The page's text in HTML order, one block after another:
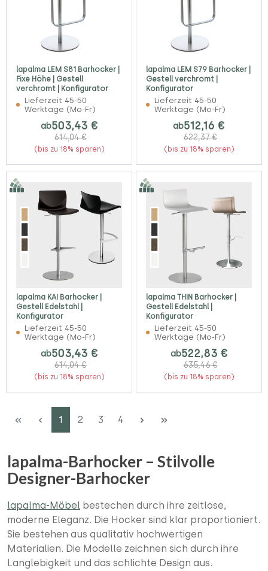
lapalma LEM S81 Barhocker |
Fixe Höhe | Gestell
verchromt | Konfigurator
Lieferzeit 45-50
Werktage (Mo-Fr)
ab503,43 €
614,04 €
(bis zu 18% sparen)
lapalma LEM S79 Barhocker |
Gestell verchromt |
Konfigurator
Lieferzeit 45-50
Werktage (Mo-Fr)
ab512,16 €
622,37 €
(bis zu 18% sparen)
lapalma KAI Barhocker |
Gestell Edelstahl |
Konfigurator
Lieferzeit 45-50
Werktage (Mo-Fr)
ab503,43 €
614,04 €
(bis zu 18% sparen)
lapalma THIN Barhocker |
Gestell Edelstahl |
Konfigurator
Lieferzeit 45-50
Werktage (Mo-Fr)
ab522,83 €
635,46 €
(bis zu 18% sparen)
Seite
1 Seite
2 Seite
3 Seite
4
lapalma-Barhocker – Stilvolle
Designer-Barhocker
lapalma-Möbel bestechen durch ihre zeitlose,
moderne Eleganz. Die Hocker sind klar proportioniert.
Sie bestehen aus qualitativ hochwertigen
Materialien. Die Modelle zeichnen sich durch ihre
Langlebigkeit und das schlichte Design aus.